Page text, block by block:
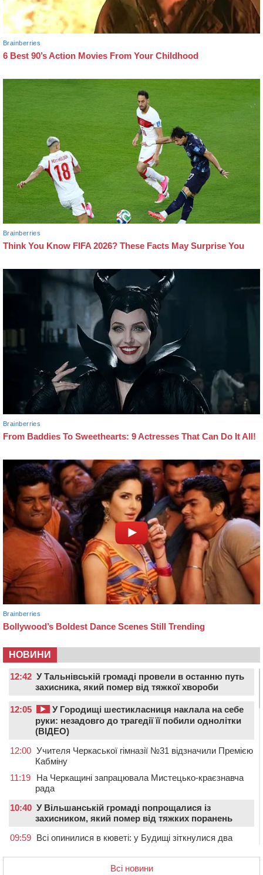
НОВИНИ
12:42 У Тальнівській громаді провели в останню путь
захисника, який помер від тяжкої хвороби
12:05
У Городищі шестикласниця наклала на себе
руки: незадовго до трагедії її побили однолітки
(ВІДЕО)
12:00 Учителя Черкаської гімназії №31 відзначили Премією
Кабміну
11:19
На Черкащині запрацювала Мистецько-краєзнавча
рада
10:40 У Вільшанській громаді попрощалися із
захисником, який помер від тяжких поранень
09:59 Всі опинилися в кюветі: у Будищі зіткнулися два
На Черкащині боржникам за електроенергію
Всі новини